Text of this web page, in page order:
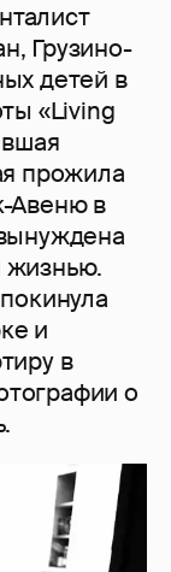
Грузино-
детей в
«Living
прожила
Авеню в
жизнью.
и
в
о